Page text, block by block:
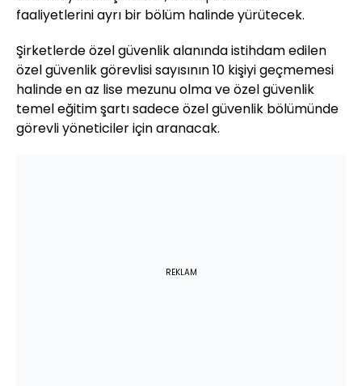
faaliyetlerini ayrı bir bölüm halinde yürütecek.
Şirketlerde özel güvenlik alanında istihdam edilen
özel güvenlik görevlisi sayısının 10 kişiyi geçmemesi
halinde en az lise mezunu olma ve özel güvenlik
temel eğitim şartı sadece özel güvenlik bölümünde
görevli yöneticiler için aranacak.
REKLAM